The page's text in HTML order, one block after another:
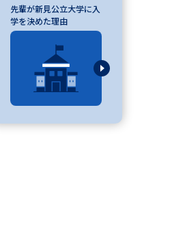
先輩が新見公立大学に入
学を決めた理由